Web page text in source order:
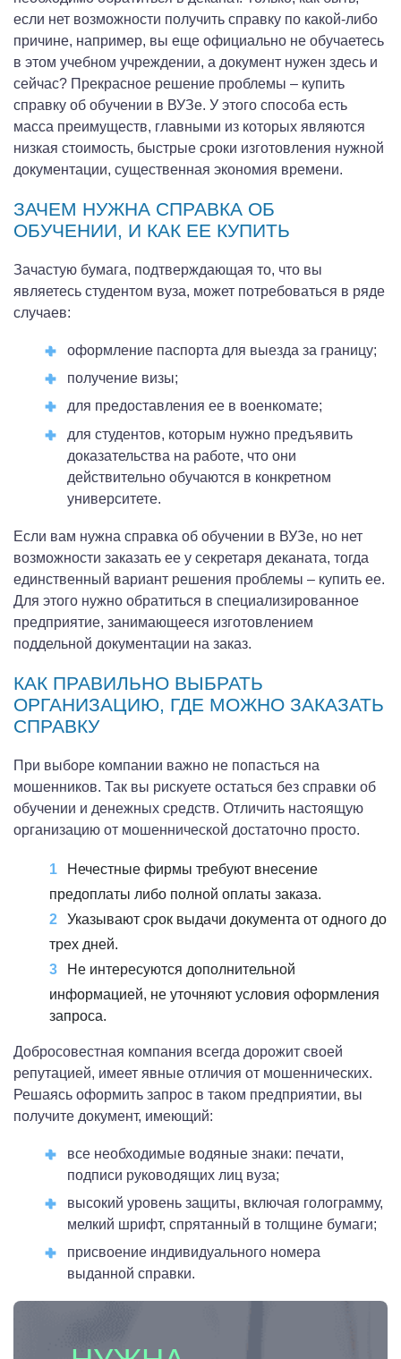
если нет возможности получить справку по какой-либо
причине, например, вы еще официально не обучаетесь
в этом учебном учреждении, а документ нужен здесь и
сейчас? Прекрасное решение проблемы – купить
справку об обучении в ВУЗе. У этого способа есть
масса преимуществ, главными из которых являются
низкая стоимость, быстрые сроки изготовления нужной
документации, существенная экономия времени.
ЗАЧЕМ НУЖНА СПРАВКА ОБ
ОБУЧЕНИИ, И КАК ЕЕ КУПИТЬ
Зачастую бумага, подтверждающая то, что вы
являетесь студентом вуза, может потребоваться в ряде
случаев:
оформление паспорта для выезда за границу;
получение визы;
для предоставления ее в военкомате;
для студентов, которым нужно предъявить
доказательства на работе, что они
действительно обучаются в конкретном
университете.
Если вам нужна справка об обучении в ВУЗе, но нет
возможности заказать ее у секретаря деканата, тогда
единственный вариант решения проблемы – купить ее.
Для этого нужно обратиться в специализированное
предприятие, занимающееся изготовлением
поддельной документации на заказ.
КАК ПРАВИЛЬНО ВЫБРАТЬ
ОРГАНИЗАЦИЮ, ГДЕ МОЖНО ЗАКАЗАТЬ
СПРАВКУ
При выборе компании важно не попасться на
мошенников. Так вы рискуете остаться без справки об
обучении и денежных средств. Отличить настоящую
организацию от мошеннической достаточно просто.
Нечестные фирмы требуют внесение
предоплаты либо полной оплаты заказа.
Указывают срок выдачи документа от одного до
трех дней.
Не интересуются дополнительной
информацией, не уточняют условия оформления
запроса.
Добросовестная компания всегда дорожит своей
репутацией, имеет явные отличия от мошеннических.
Решаясь оформить запрос в таком предприятии, вы
получите документ, имеющий:
все необходимые водяные знаки: печати,
подписи руководящих лиц вуза;
высокий уровень защиты, включая голограмму,
мелкий шрифт, спрятанный в толщине бумаги;
присвоение индивидуального номера
выданной справки.